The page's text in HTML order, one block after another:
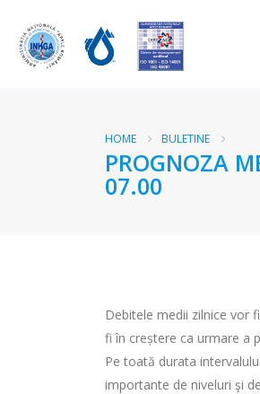
HOME BULETINE
PROGNOZA
07.00
Debitele medii zilnice vor
fi în creștere ca urmare a
Pe toată durata
importante de niveluri şi